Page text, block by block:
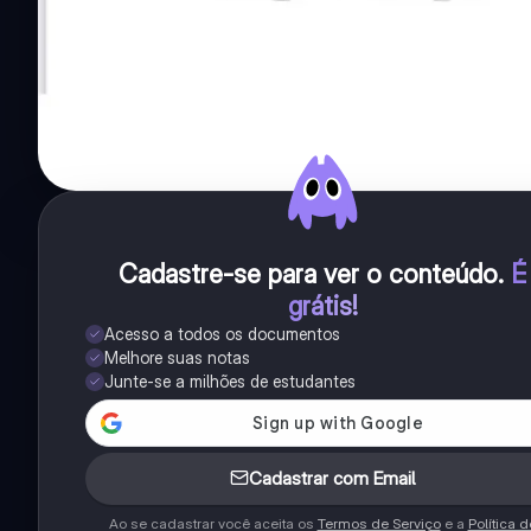
Cadastre-se para ver o conteúdo. É
grátis!
Acesso a todos os documentos
Melhore suas notas
Junte-se a milhões de estudantes
Cadastrar com Email
Ao se cadastrar você aceita os Termos de Serviçoe a Política